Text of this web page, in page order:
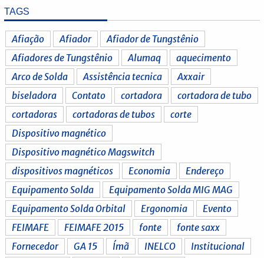
TAGS
Afiação Afiador
Afiador de Tungstênio
Afiadores de Tungstênio
Alumaq
aquecimento
Arco de Solda
Assistência tecnica
Axxair
biseladora
Contato cortadora
cortadora de tubo
cortadoras
cortadoras de tubos
corte
Dispositivo magnético
Dispositivo magnético Magswitch
dispositivos magnéticos
Economia
Endereço
Equipamento Solda
Equipamento Solda MIG MAG
Equipamento Solda Orbital
Ergonomia
Evento
FEIMAFE
FEIMAFE 2015 fonte
fonte saxx
Fornecedor
GA 15 Ímã INELCO
Institucional